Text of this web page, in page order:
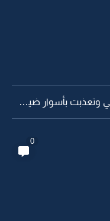
رواية سقطت بأخطائي وتعذبت بأسوار ضياعي -12
0